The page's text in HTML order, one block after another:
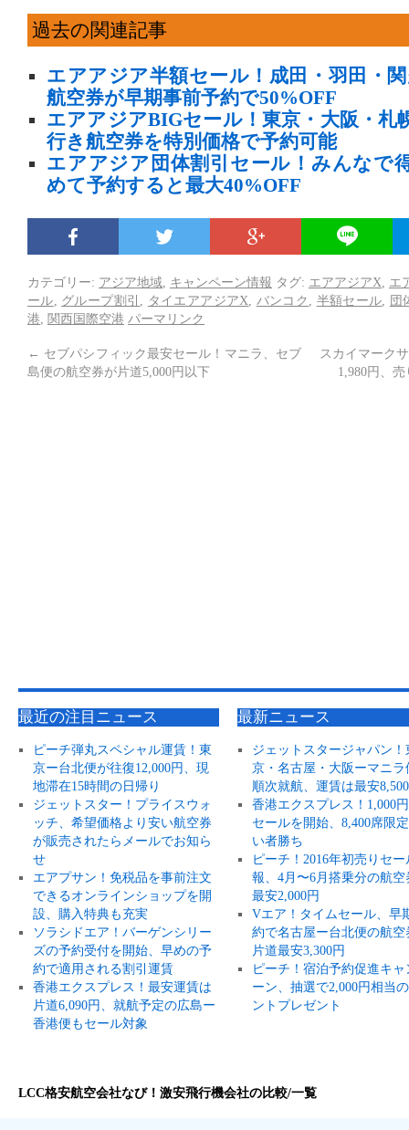
過去の関連記事
エアアジア半額セール！成田・羽田・
航空券が早期事前予約で50%OFF
エアアジアBIGセール！東京・大阪・札
行き航空券を特別価格で予約可能
エアアジア団体割引セール！みんなで
めて予約すると最大40%OFF
カテゴリー: アジア地域 キャンペーン情報 タグ: エアアジアX
エ
ール
グループ割引 タイエアアジアX バンコク 半額セール
団
港
関西国際空港 パーマリンク
← セブパシフィック最安セール！マニラ、セブ
島便の航空券が片道5,000円以下
スカイマーク
1,980円、
最近の注目ニュース
ピーチ弾丸スペシャル運賃！東
京ー台北便が往復12,000円、現
地滞在15時間の日帰り
ジェットスター！プライスウォ
ッチ、希望価格より安い航空券
が販売されたらメールでお知ら
せ
エアプサン！免税品を事前注文
できるオンラインショップを開
設、購入特典も充実
ソラシドエア！バーゲンシリー
ズの予約受付を開始、早めの予
約で適用される割引運賃
香港エクスプレス！最安運賃は
片道6,090円、就航予定の広島ー
香港便もセール対象
最新ニュース
ジェットスタージャパン！
京・名古屋・大阪ーマニラ
順次就航、運賃は最安
香港エクスプレス！1,000
セールを開始、8,400席限
い者勝ち
ピーチ！2016年初売りセー
報、4月〜6月搭乗分の航空
最安2,000円
Vエア！タイムセール、早
約で名古屋ー台北便の航空
片道最安3,300円
ピーチ！宿泊予約促進キャ
ーン、抽選で2,000円相当
ントプレゼント
LCC格安航空会社なび！激安飛行機会社の比較/一覧